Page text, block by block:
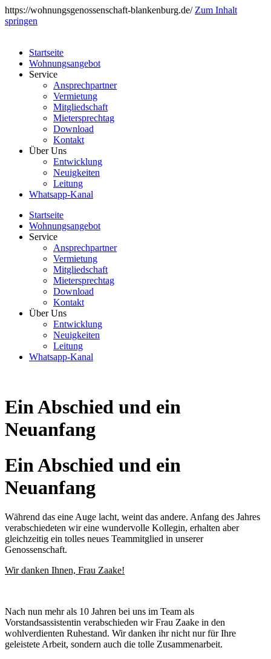
https://wohnungsgenossenschaft-blankenburg.de/ Zum Inhalt
springen
Startseite
Wohnungsangebot
Service
Ansprechpartner
Vermietung
Mitgliedschaft
Mietersprechtag
Download
Kontakt
Über Uns
Entwicklung
Neuigkeiten
Leitung
Whatsapp-Kanal
Startseite
Wohnungsangebot
Service
Ansprechpartner
Vermietung
Mitgliedschaft
Mietersprechtag
Download
Kontakt
Über Uns
Entwicklung
Neuigkeiten
Leitung
Whatsapp-Kanal
Ein Abschied und ein
Neuanfang
Ein Abschied und ein
Neuanfang
Während das eine Auge lacht, weint das andere. Anfang des Jahres
verabschiedeten wir eine wundervolle Kollegin, erhalten aber
gleichzeitig ein tolles neues Teammitglied in unserer
Genossenschaft.
Wir danken Ihnen, Frau Zaake!
Nach nun mehr als 10 Jahren bei uns im Team als
Vorstandsassistentin verabschieden wir Frau Zaake in den
wohlverdienten Ruhestand. Wir danken ihr nicht nur für Ihre
geleistete Arbeit, sondern auch die tolle Zusammenarbeit.